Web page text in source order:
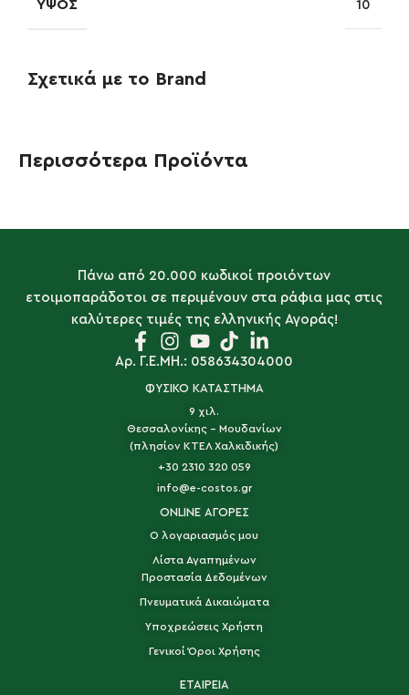
ΎΨΟΣ 10
Σχετικά με το Brand
Περισσότερα Προϊόντα
Πάνω από 20.000 κωδικοί προιόντων
ετοιμοπαράδοτοι σε περιμένουν στα ράφια μας στις
καλύτερες τιμές της ελληνικής Αγοράς!
Αρ. Γ.Ε.ΜΗ.: 058634304000
ΦΥΣΙΚΟ ΚΑΤΑΣΤΗΜΑ
9 χιλ.
Θεσσαλονίκης - Μουδανίων
(πλησίον ΚΤΕΛ Χαλκιδικής)
+30 2310 320 059
info@e-costos.gr
ONLINE ΑΓΟΡΕΣ
Ο λογαριασμός μου
Λίστα Αγαπημένων
Προστασία Δεδομένων
Πνευματικά Δικαιώματα
Υποχρεώσεις Χρήστη
Γενικοί Όροι Χρήσης
ΕΤΑΙΡΕΙΑ